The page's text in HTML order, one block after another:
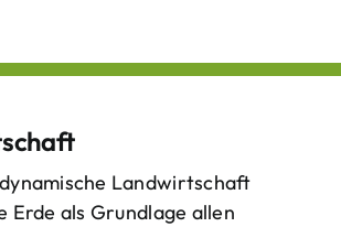
Landwirtschaft
Erde als Grundlage allen